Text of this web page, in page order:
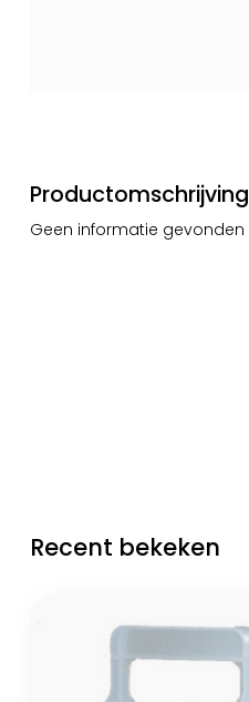
Productomschrijving
Geen informatie gevonden
Recent bekeken